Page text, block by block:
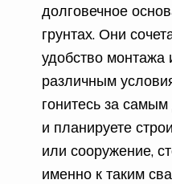
долговечное
грунтах. Они
удобство монтажа
различным
гонитесь за
и планируете
или сооружение,
именно к таким